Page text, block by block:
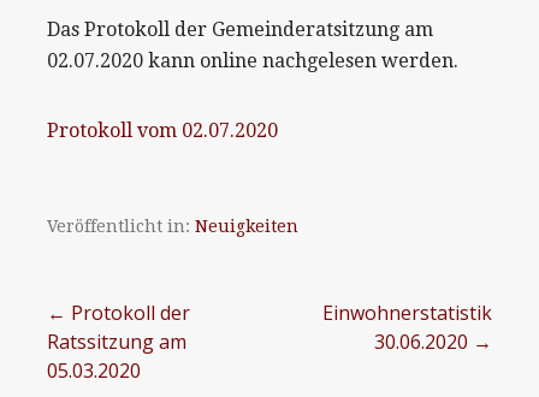
Das Protokoll der Gemeinderatsitzung am
02.07.2020 kann online nachgelesen werden.
Protokoll vom 02.07.2020
Veröffentlicht in: Neuigkeiten
Beitragsnavigation
← Protokoll der
Ratssitzung am
05.03.2020
Einwohnerstatistik
30.06.2020 →